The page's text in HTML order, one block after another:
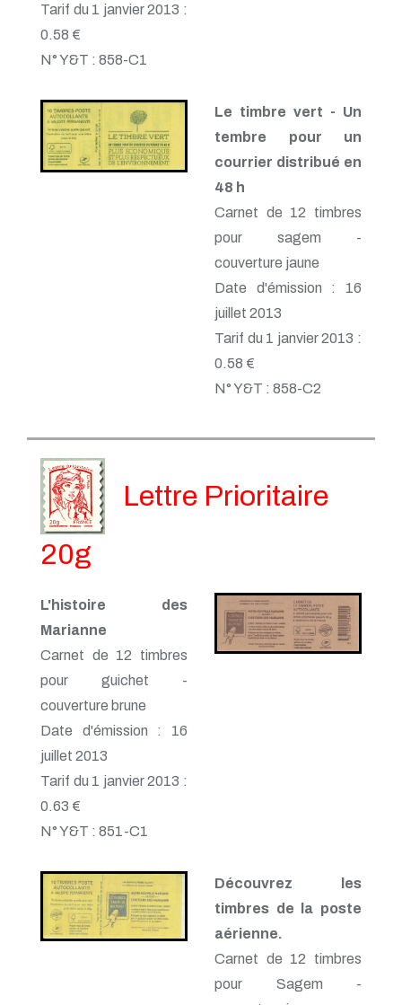
Tarif du 1 janvier 2013 :
0.58 €
N° Y&T : 858-C1
Le timbre vert - Un
tembre pour un
courrier distribué en
48 h
Carnet de 12 timbres
pour sagem -
couverture jaune
Date d'émission : 16
juillet 2013
Tarif du 1 janvier 2013 :
0.58 €
N° Y&T : 858-C2
Lettre Prioritaire
20g
L'histoire des
Marianne
Carnet de 12 timbres
pour guichet -
couverture brune
Date d'émission : 16
juillet 2013
Tarif du 1 janvier 2013 :
0.63 €
N° Y&T : 851-C1
Découvrez les
timbres de la poste
aérienne.
Carnet de 12 timbres
pour Sagem -